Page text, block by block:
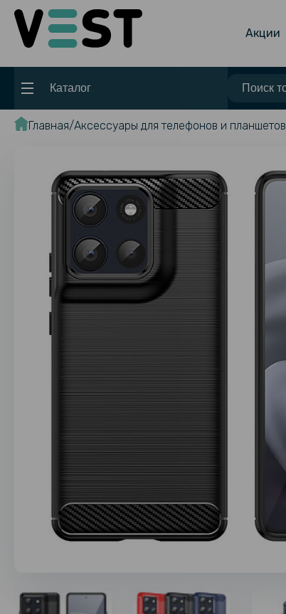
Акции
Каталог
Главная Аксессуары для телефонов и планшетов